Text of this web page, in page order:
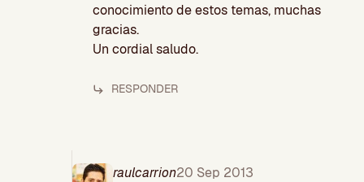
conocimiento de estos temas, muchas
gracias.
Un cordial saludo.
RESPONDER
raulcarrion20 Sep 2013